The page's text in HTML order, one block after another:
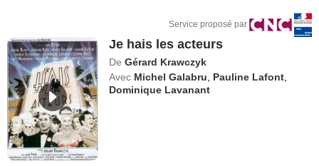
Service proposé par
Je hais les acteurs
De Gérard Krawczyk
Avec Michel Galabru Pauline Lafont
Dominique Lavanant